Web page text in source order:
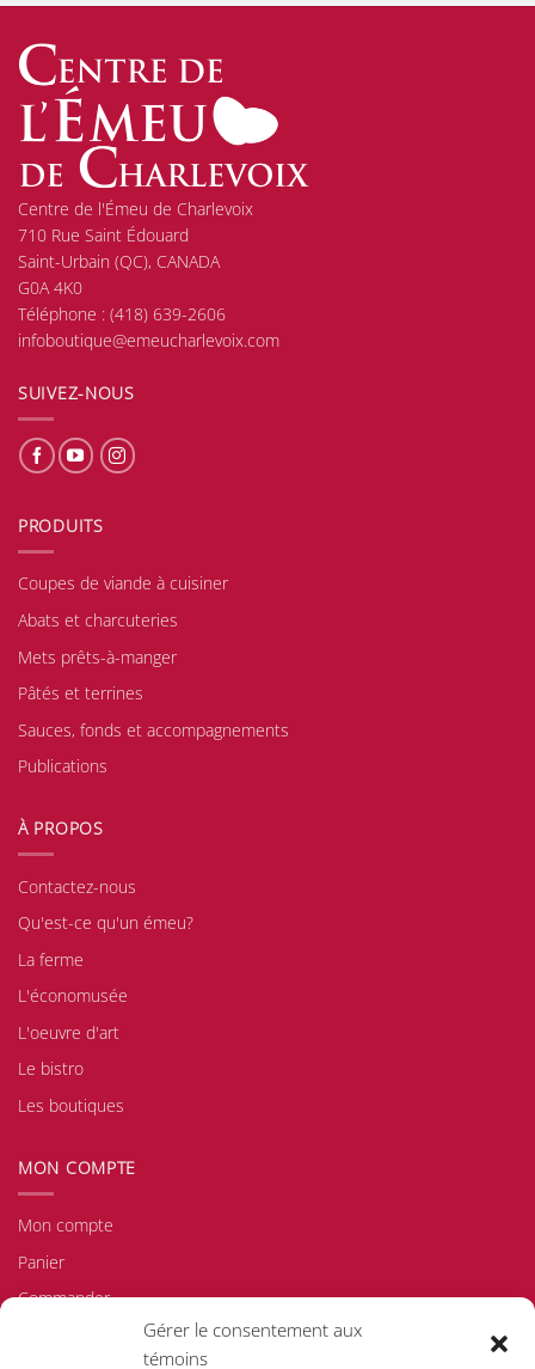
Gérer le consentement aux
témoins
Centre de l'Émeu de Charlevoix
710 Rue Saint Édouard
Saint-Urbain (QC), CANADA
G0A 4K0
Téléphone : (418) 639-2606
infoboutique@emeucharlevoix.com
SUIVEZ-NOUS
PRODUITS
Coupes de viande à cuisiner
Abats et charcuteries
Mets prêts-à-manger
Pâtés et terrines
Sauces, fonds et accompagnements
Publications
À PROPOS
Contactez-nous
Qu'est-ce qu'un émeu?
La ferme
L'économusée
L'oeuvre d'art
Le bistro
Les boutiques
MON COMPTE
Mon compte
Panier
Commander
Politique d'achat/de retour